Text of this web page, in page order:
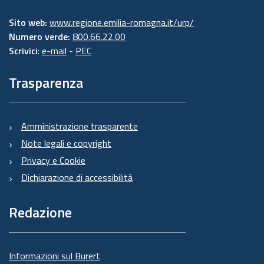
Sito web: www.regione.emilia-romagna.it/urp/
Numero verde: 800.66.22.00
Scrivici: e-mail - PEC
Trasparenza
Amministrazione trasparente
Note legali e copyright
Privacy e Cookie
Dichiarazione di accessibilità
Redazione
Informazioni sul Burert